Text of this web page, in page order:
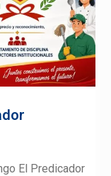
El Predicador